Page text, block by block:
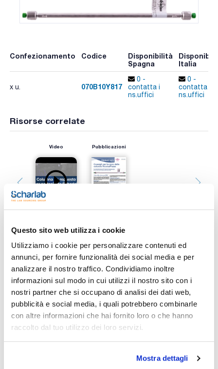
Questo sito web utilizza i cookie
Utilizziamo i cookie per personalizzare contenuti ed
annunci, per fornire funzionalità dei social media e per
analizzare il nostro traffico. Condividiamo inoltre
informazioni sul modo in cui utilizzi il nostro sito con i
nostri partner che si occupano di analisi dei dati web,
pubblicità e social media, i quali potrebbero combinarle
con altre informazioni che hai fornito loro o che hanno
raccolto dal tuo utilizzo dei loro servizi.
Mostra dettagli
Confezionamento Codice
Disponibilità
Spagna
Italia
x u. 070B10Y817
0 -
contatta i
ns.uffici
0 -
contatta i
ns.uffici
Risorse correlate
Video Pubblicazioni
Stampa pagina prodotto
Caratteristiche
Fase : C4
Dimensioni della particella (μm) : 5
Dimensioni del poro (Å) : 100
Lunghezza (mm) : 250
Diametro interno (mm) : 20
Conf. (unità) : 1
KromaPhase è basata su una silice sferica ultra pura di alta
qualità che da un'alta riporoducibilità e stabilità chimica
metodo. Per garantire la riproducibilità da lotto a lotto, ogni
lotto viene controllato in modo specifico.
Vedi di più
Documentazione tecnica